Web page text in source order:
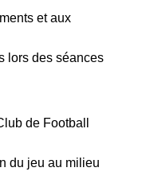
et aux
lors des séances
de Football
du jeu au milieu